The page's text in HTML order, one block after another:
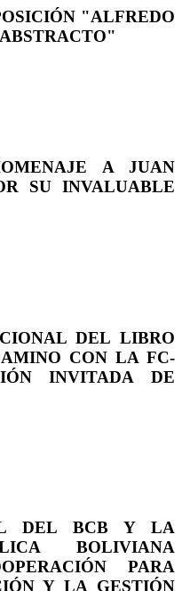
"ALFREDO
A JUAN
SU INVALUABLE
DEL LIBRO
CON LA FC-
INVITADA DE
DEL BCB Y LA
BOLIVIANA
PARA
Y LA GESTIÓN